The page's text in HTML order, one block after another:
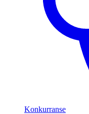
Konkurranse